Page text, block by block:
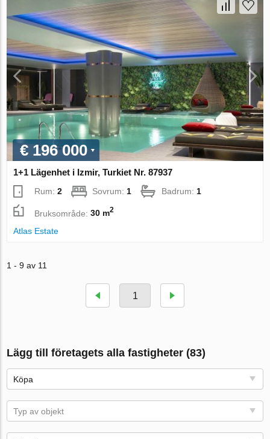
€ 196 000
1+1 Lägenhet i Izmir, Turkiet Nr. 87937
Rum:2 Sovrum: 1 Badrum: 1
Bruksområde:30 m2
Atlas Estate
1 - 9 av 11
1
Lägg till företagets alla fastigheter (83)
Köpa
Typ av objekt